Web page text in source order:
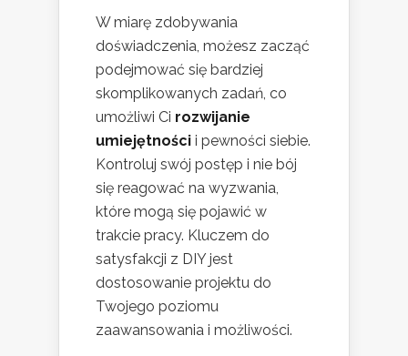
W miarę zdobywania
doświadczenia, możesz zacząć
podejmować się bardziej
skomplikowanych zadań, co
umożliwi Ci rozwijanie
umiejętności i pewności siebie.
Kontroluj swój postęp i nie bój
się reagować na wyzwania,
które mogą się pojawić w
trakcie pracy. Kluczem do
satysfakcji z DIY jest
dostosowanie projektu do
Twojego poziomu
zaawansowania i możliwości.